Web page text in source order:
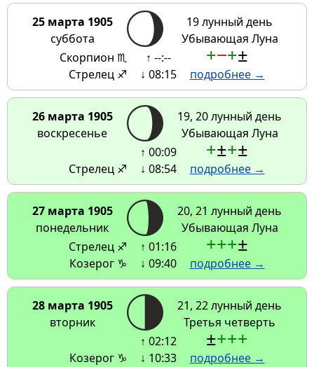
25 марта 1905
суббота
19 лунный день
Убывающая Луна
Скорпион ♏
Стрелец ♐
↑ --:--
↓ 08:15
+−+±
подробнее →
26 марта 1905
воскресенье
19, 20 лунный день
Убывающая Луна
Стрелец ♐
↑ 00:09
↓ 08:54
+±+±
подробнее →
27 марта 1905
понедельник
20, 21 лунный день
Убывающая Луна
Стрелец ♐
Козерог ♑
↑ 01:16
↓ 09:40
+++±
подробнее →
28 марта 1905
вторник
21, 22 лунный день
Третья четверть
Козерог ♑
↑ 02:12
↓ 10:33
±+++
подробнее →